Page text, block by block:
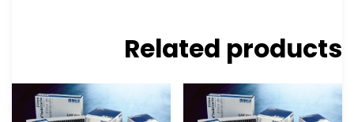
Related products